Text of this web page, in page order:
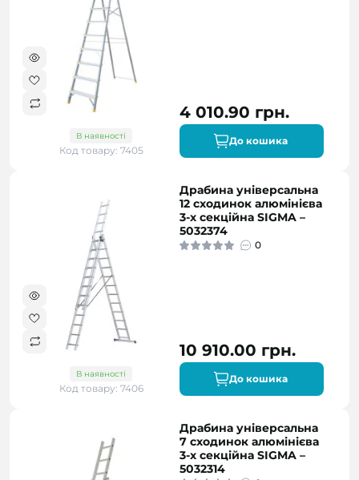
В наявності
Код товару: 7405
4 010.90 грн.
До кошика
В наявності
Код товару: 7406
Драбина універсальна
12 сходинок алюмінієва
3-х секційна SIGMA –
5032374
0
10 910.00 грн.
До кошика
Драбина універсальна
7 сходинок алюмінієва
3-х секційна SIGMA –
5032314